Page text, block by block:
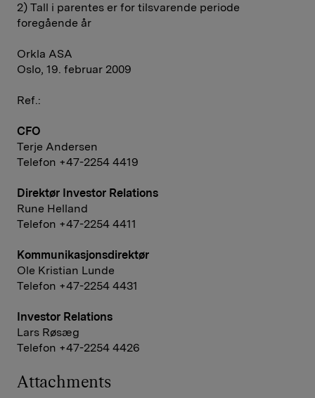
2) Tall i parentes er for tilsvarende periode
foregående år
Orkla ASA
Oslo, 19. februar 2009
Ref.:
CFO
Terje Andersen
Telefon +47-2254 4419
Direktør Investor Relations
Rune Helland
Telefon +47-2254 4411
Kommunikasjonsdirektør
Ole Kristian Lunde
Telefon +47-2254 4431
Investor Relations
Lars Røsæg
Telefon +47-2254 4426
Attachments